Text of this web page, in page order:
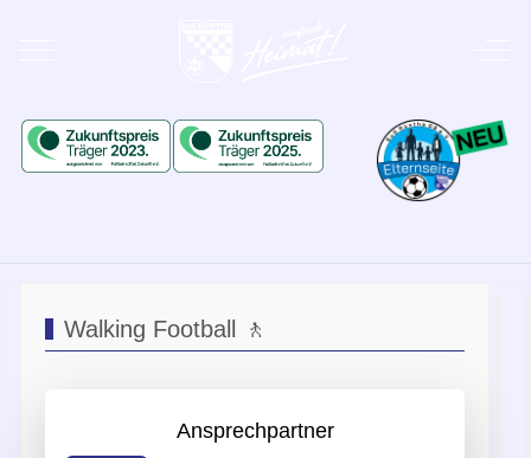
Walking Football 🚶
Ansprechpartner